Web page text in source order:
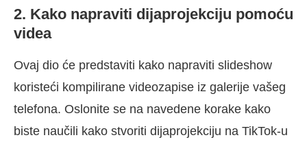
2. Kako napraviti dijaprojekciju pomoću
videa
Ovaj dio će predstaviti kako napraviti slideshow
koristeći kompilirane videozapise iz galerije vašeg
telefona. Oslonite se na navedene korake kako
biste naučili kako stvoriti dijaprojekciju na TikTok-u